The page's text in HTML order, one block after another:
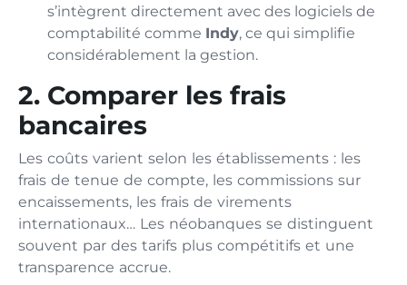
s’intègrent directement avec des logiciels de
comptabilité comme Indy, ce qui simplifie
considérablement la gestion.
2. Comparer les frais
bancaires
Les coûts varient selon les établissements : les
frais de tenue de compte, les commissions sur
encaissements, les frais de virements
internationaux… Les néobanques se distinguent
souvent par des tarifs plus compétitifs et une
transparence accrue.